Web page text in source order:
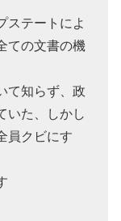
ステートによ
ての文書の機
て知らず、政
いた、しかし
員クビにす